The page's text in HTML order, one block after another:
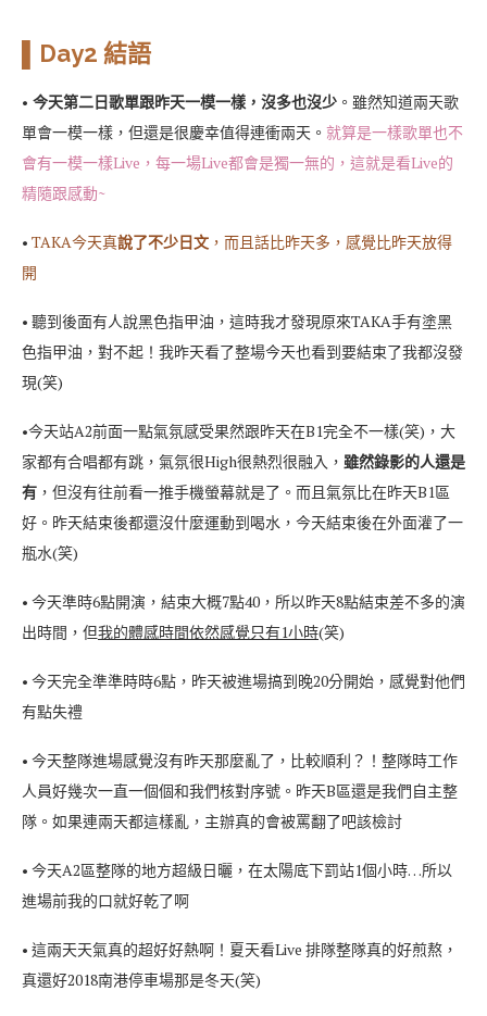
▌Day2 結語
• 今天第二日歌單跟昨天一模一樣，沒多也沒少 。雖然知道兩天歌
單會一模一樣，但還是很慶幸值得連衝兩天。 就算是一樣歌單也不
會有一模一樣Live，每一場Live都會是獨一無的，這就是看Live的
精隨跟感動~
• TAKA今天真說了不少日文 ，而且話比昨天多，感覺比昨天放得
開
• 聽到後面有人說黑色指甲油，這時我才發現原來TAKA手有塗黑
色指甲油，對不起！我昨天看了整場今天也看到要結束了我都沒發
現(笑)
•今天站A2前面一點氣氛感受果然跟昨天在B1完全不一樣(笑)，大
家都有合唱都有跳，氣氛很High很熱烈很融入， 雖然錄影的人還是
有 ，但沒有往前看一推手機螢幕就是了。而且氣氛比在昨天B1區
好。昨天結束後都還沒什麼運動到喝水，今天結束後在外面灌了一
瓶水(笑)
• 今天準時6點開演，結束大概7點40，所以昨天8點結束差不多的演
出時間，但我的體感時間依然感覺只有1小時(笑)
• 今天完全準準時時6點，昨天被進場搞到晚20分開始，感覺對他們
有點失禮
• 今天整隊進場感覺沒有昨天那麼亂了，比較順利？！整隊時工作
人員好幾次一直一個個和我們核對序號。昨天B區還是我們自主整
隊。如果連兩天都這樣亂，主辦真的會被罵翻了吧該檢討
• 今天A2區整隊的地方超級日曬，在太陽底下罰站1個小時…所以
進場前我的口就好乾了啊
• 這兩天天氣真的超好好熱啊！夏天看Live 排隊整隊真的好煎熬，
真還好2018南港停車場那是冬天(笑)